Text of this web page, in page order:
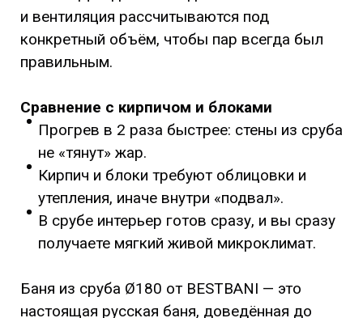
и вентиляция рассчитываются под
конкретный объём, чтобы пар всегда был
правильным.
Сравнение с кирпичом и блоками
Прогрев в 2 раза быстрее: стены из сруба
не «тянут» жар.
Кирпич и блоки требуют облицовки и
утепления, иначе внутри «подвал».
В срубе интерьер готов сразу, и вы сразу
получаете мягкий живой микроклимат.
Баня из сруба Ø180 от BESTBANI — это
настоящая русская баня, доведённая до